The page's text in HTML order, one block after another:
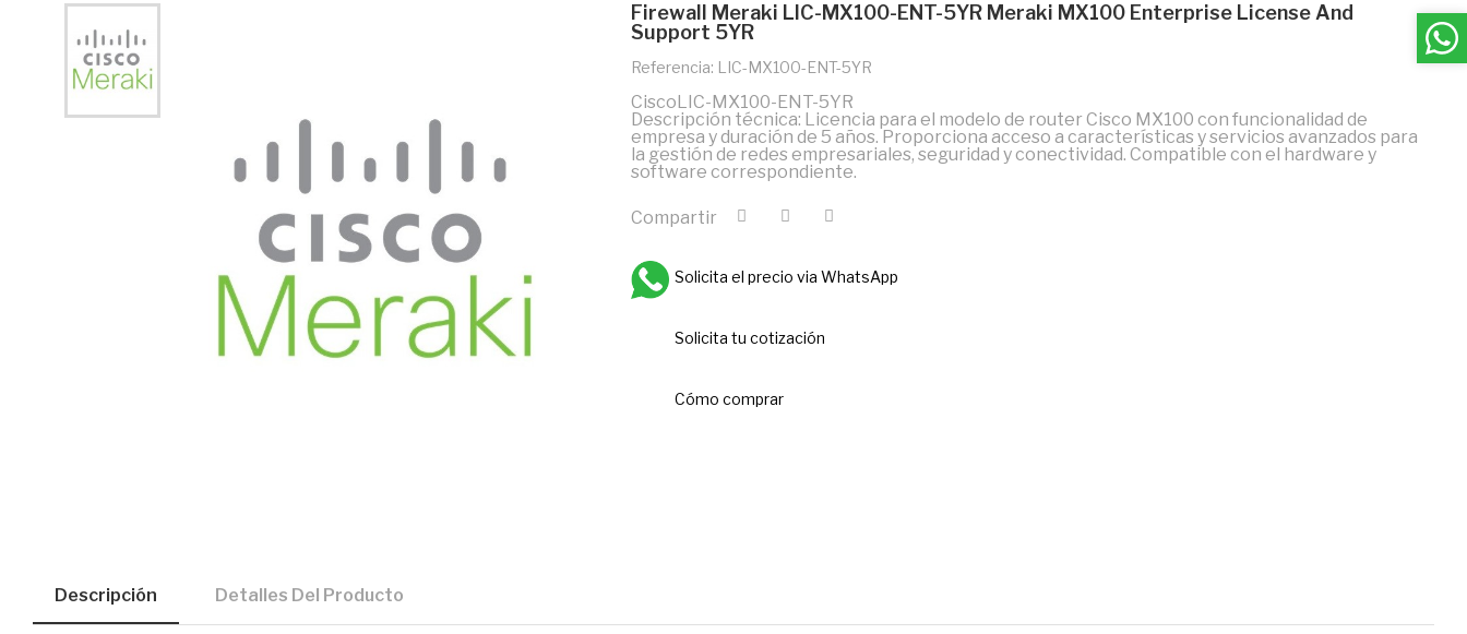
Firewall Meraki LIC-MX100-ENT-5YR Meraki MX100 Enterprise License And
Support 5YR
Referencia: LIC-MX100-ENT-5YR
CiscoLIC-MX100-ENT-5YR
Descripción técnica: Licencia para el modelo de router Cisco MX100 con funcionalidad de
empresa y duración de 5 años. Proporciona acceso a características y servicios avanzados para
la gestión de redes empresariales, seguridad y conectividad. Compatible con el hardware y
software correspondiente.
Compartir
Solicita el precio via WhatsApp
Solicita tu cotización
Cómo comprar
Descripción Detalles Del Producto